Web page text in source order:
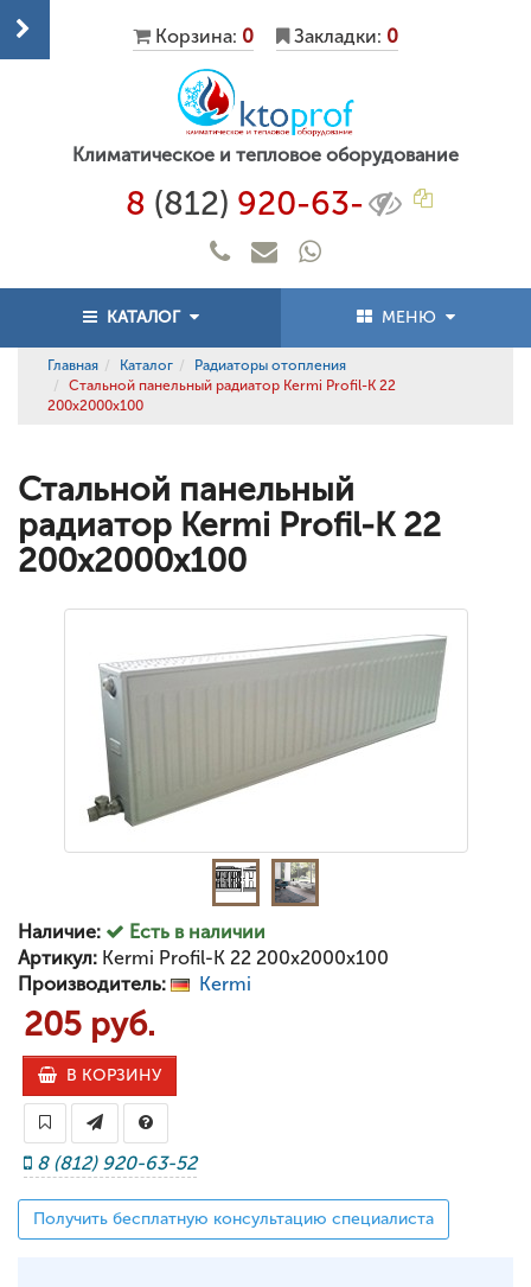
Корзина: 0 Закладки: 0
Климатическое и тепловое оборудование
8 (812) 920-63-
КАТАЛОГ МЕНЮ
Главная Каталог
Радиаторы отопления
Стальной панельный радиатор Kermi Profil-K 22
200x2000x100
Стальной панельный
радиатор Kermi Profil-K 22
200x2000x100
Наличие:
Есть в наличии
Артикул: Kermi Profil-K 22 200x2000x100
Производитель:
Kermi
205 руб.
В КОРЗИНУ
8 (812) 920-63-52
Получить бесплатную консультацию специалиста